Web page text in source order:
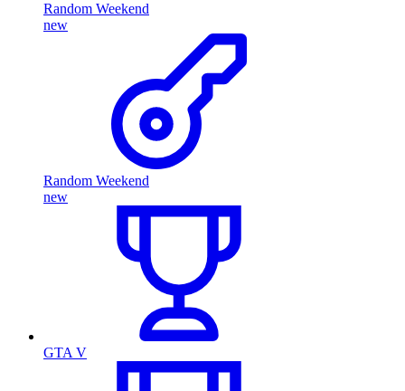
Random Weekend
new
Random Weekend
new
GTA V